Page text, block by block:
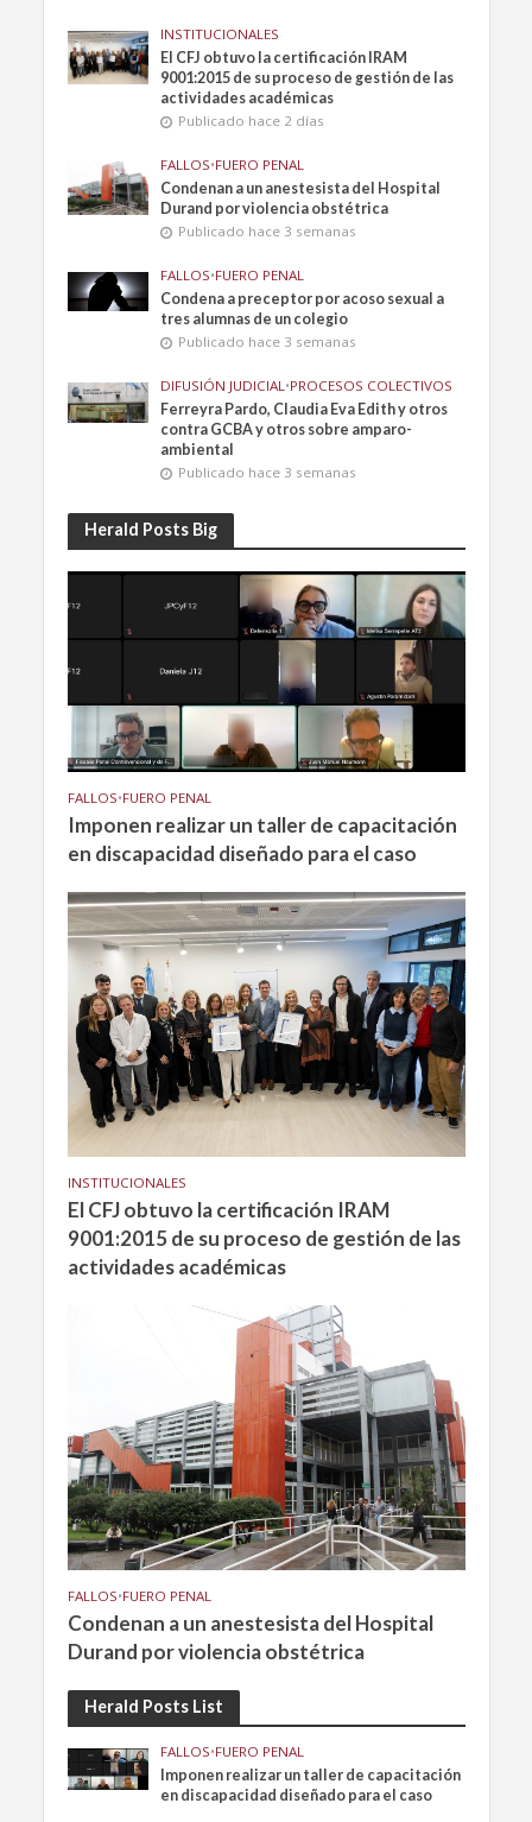
INSTITUCIONALES
El CFJ obtuvo la certificación IRAM
9001:2015 de su proceso de gestión de las
actividades académicas
Publicado hace 2 días
FALLOS•FUERO PENAL
Condenan a un anestesista del Hospital
Durand por violencia obstétrica
Publicado hace 3 semanas
FALLOS•FUERO PENAL
Condena a preceptor por acoso sexual a
tres alumnas de un colegio
Publicado hace 3 semanas
DIFUSIÓN JUDICIAL •PROCESOS COLECTIVOS
Ferreyra Pardo, Claudia Eva Edith y otros
contra GCBA y otros sobre amparo-
ambiental
Publicado hace 3 semanas
Herald Posts Big
FALLOS•FUERO PENAL
Imponen realizar un taller de capacitación
en discapacidad diseñado para el caso
INSTITUCIONALES
El CFJ obtuvo la certificación IRAM
9001:2015 de su proceso de gestión de las
actividades académicas
FALLOS•FUERO PENAL
Condenan a un anestesista del Hospital
Durand por violencia obstétrica
Herald Posts List
FALLOS•FUERO PENAL
Imponen realizar un taller de capacitación
en discapacidad diseñado para el caso